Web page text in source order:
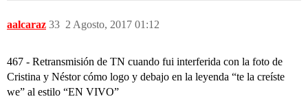
aalcaraz 2 Agosto, 2017 01:12
33
467 - Retransmisión de TN cuando fui interferida con la foto de
Cristina y Néstor cómo logo y debajo en la leyenda “te la creíste
we” al estilo “EN VIVO”